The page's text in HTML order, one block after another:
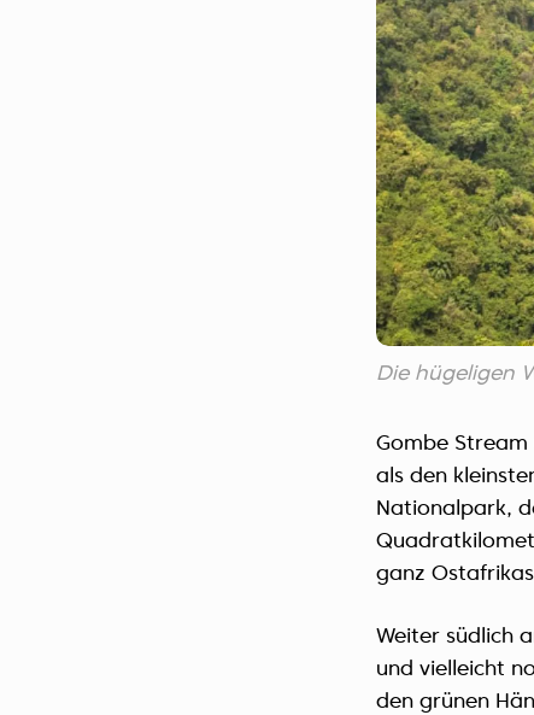
Die hügeligen
Gombe
als den
Nationalpark,
ganz
Weiter südlich
und vielleicht
den grünen